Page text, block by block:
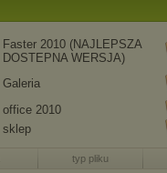
Faster 2010 (NAJLEPSZA
DOSTEPNA WERSJA)
Galeria
office 2010
sklep
typ pliku